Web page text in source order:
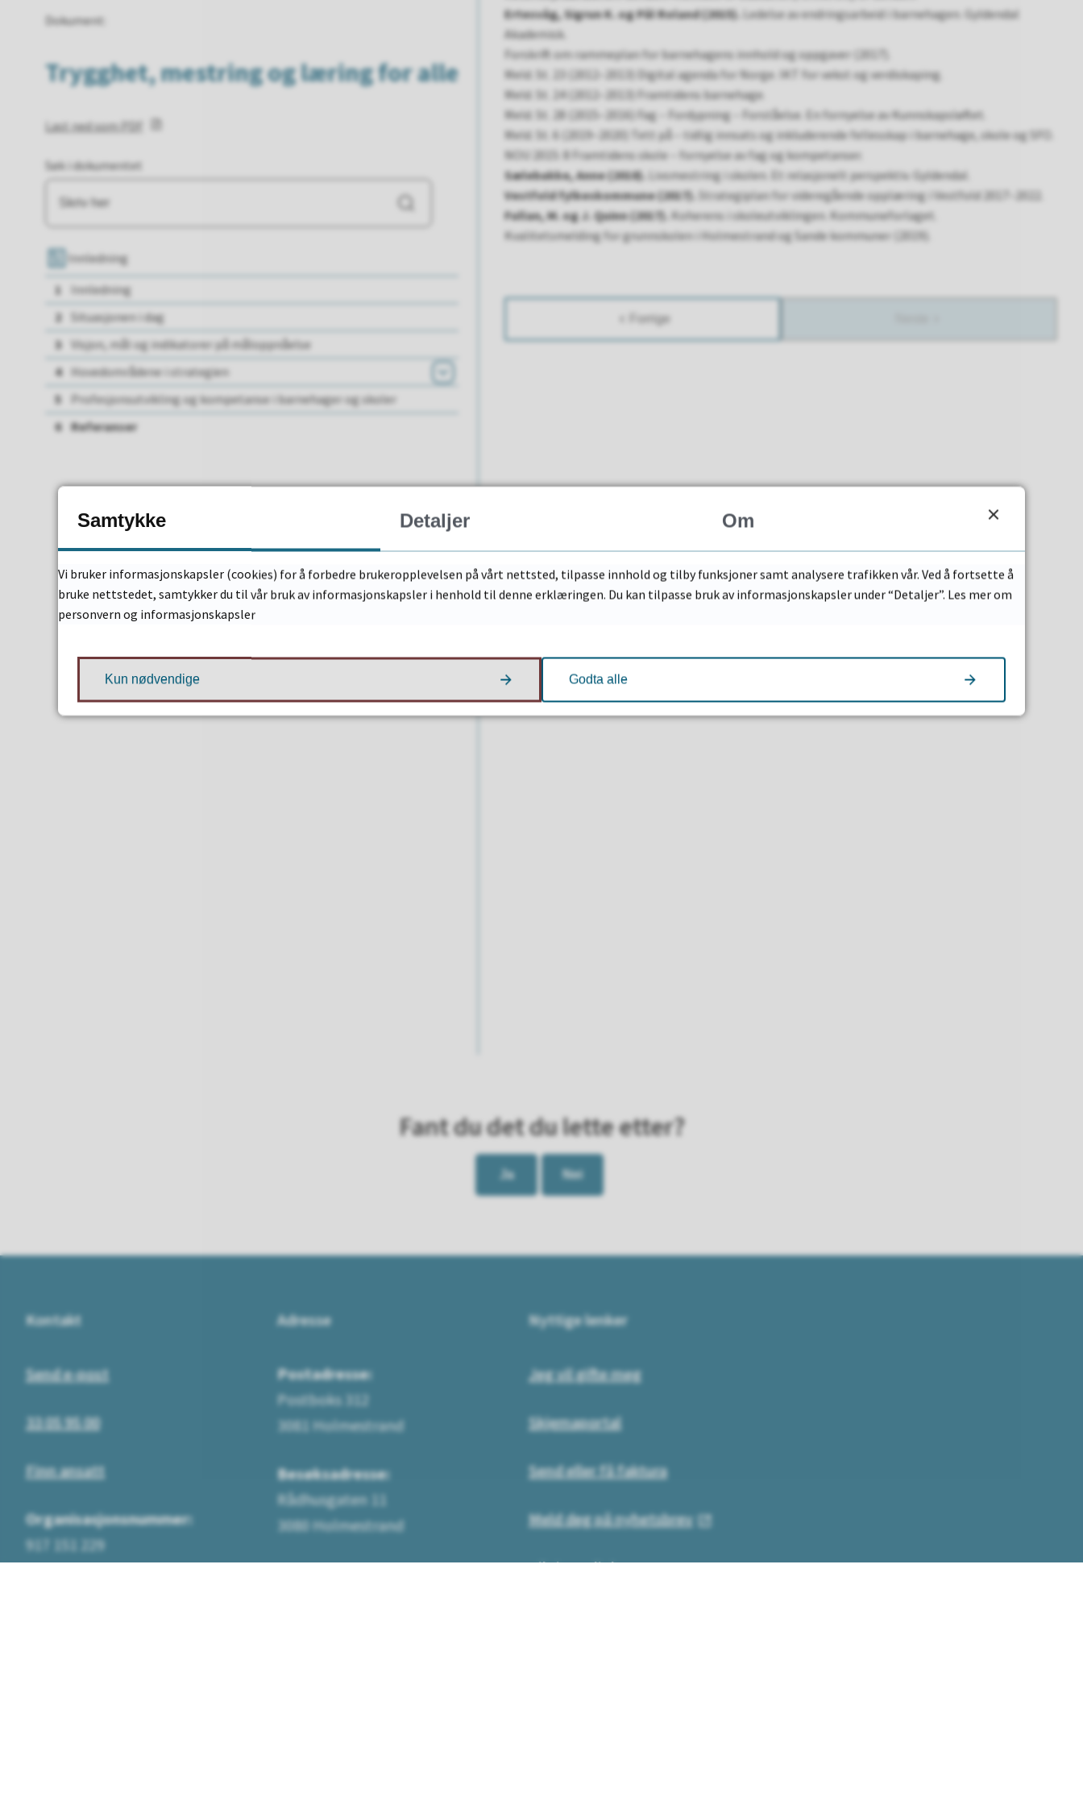
Dokument
Trygghet, mestring og læring for alle
Last ned som PDF
Søk i dokumentet
Søk
Innledning
1
Innledning
2
Situasjonen i dag
3
Visjon, mål og indikatorer på måloppnåelse
4
Hovedområdene i strategien Åpne
5
Profesjonsutvikling og kompetanse i barnehager og skoler
6 Referanser
Ertesvåg, Sigrun K. og Pål Roland (2015). Ledelse av endringsarbeid i barnehagen. Gyldendal
Akademisk.
Forskrift om rammeplan for barnehagens innhold og oppgaver (2017).
Meld. St. 23 (2012–2013) Digital agenda for Norge. IKT for vekst og verdiskaping.
Meld. St. 24 (2012–2013) Framtidens barnehage.
Meld. St. 28 (2015–2016) Fag – Fordypning – Forståelse. En fornyelse av Kunnskapsløftet.
Meld. St. 6 (2019–2020) Tett på – tidlig innsats og inkluderende fellesskap i barnehage, skole og SFO.
NOU 2015: 8 Framtidens skole – fornyelse av fag og kompetanser.
Sælebakke, Anne (2018).
Livsmestring i skolen. Et relasjonelt perspektiv. Gyldendal.
Vestfold fylkeskommune (2017). Strategiplan for videregående opplæring i Vestfold 2017–2022.
Fullan, M. og J. Quinn (2017). Koherens i skoleutviklingen. Kommuneforlaget.
Kvalitetsmelding for grunnskolen i Holmestrand og Sande kommuner (2019).
Forrige
Fant du det du lette etter?
Ja Nei
Kontakt
Send e-post
33 05 95 00
Finn ansatt
Organisasjonsnummer:
917 151 229
Adresse
Postadresse:
Postboks 312
3081 Holmestrand
Besøksadresse:
Rådhusgaten 11
3080 Holmestrand
Nyttige lenker
Jeg vil gifte meg
Skjemaportal
Send eller få faktura
Meld deg på nyhetsbrev
Tilgjengelighet
Samtykke Detaljer Om
Vi bruker informasjonskapsler (cookies) for å forbedre brukeropplevelsen på vårt nettsted, tilpasse innhold og tilby funksjoner samt analysere trafikken vår. Ved å fortsette å
bruke nettstedet, samtykker du til vår bruk av informasjonskapsler i henhold til denne erklæringen. Du kan tilpasse bruk av informasjonskapsler under “Detaljer”. Les mer om
personvern og informasjonskapsler
Kun nødvendige Godta alle